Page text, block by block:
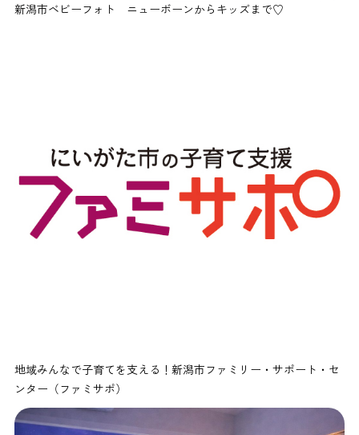
新潟市ベビーフォト ニューボーンからキッズまで♡
地域みんなで子育てを支える！新潟市ファミリー・サポート・セ
ンター（ファミサポ）